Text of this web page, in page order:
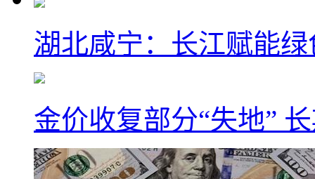
湖北咸宁：长江赋能
金价收复部分“失地”